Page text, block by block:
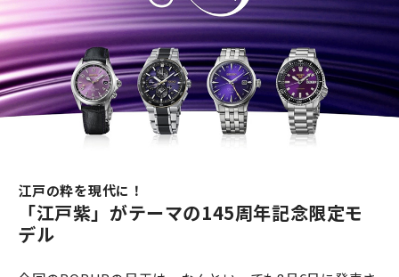
江戸の粋を現代に！
「江戸紫」がテーマの145周年記念限定モ
デル